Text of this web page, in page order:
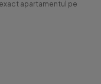
apartamentul pe